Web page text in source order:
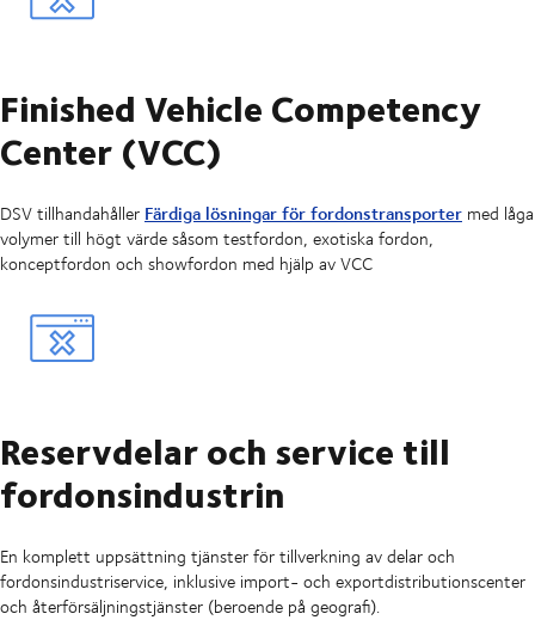
Finished Vehicle Competency
Center (VCC)
DSV tillhandahåller Färdiga lösningar för fordonstransporter med låga
volymer till högt värde såsom testfordon, exotiska fordon,
konceptfordon och showfordon med hjälp av VCC
Reservdelar och service till
fordonsindustrin
En komplett uppsättning tjänster för tillverkning av delar och
fordonsindustriservice, inklusive import- och exportdistributionscenter
och återförsäljningstjänster (beroende på geografi).